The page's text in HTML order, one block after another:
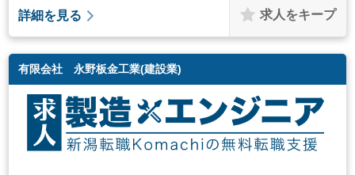
詳細を見る 求人をキープ
有限会社 永野板金工業(建設業)